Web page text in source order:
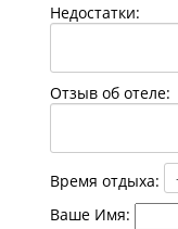
Недостатки:
Отзыв об отеле:
Время отдыха:
Ваше Имя: